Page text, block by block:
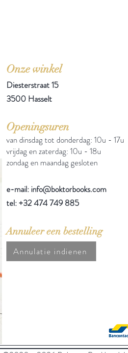
Onze winkel
Diesterstraat 15
3500 Hasselt
Openingsuren
van dinsdag tot donderdag: 10u - 17u
vrijdag en zaterdag: 10u - 18u
zondag en maandag gesloten
e-mail: info@boktorbooks.com
tel: +32 474 749 885
Annuleer een bestelling
Annulatie indienen